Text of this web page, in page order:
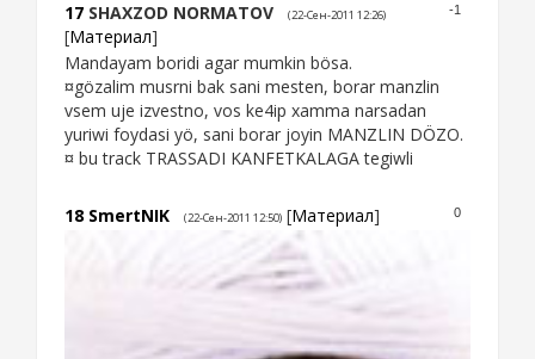
-1
17 SHAXZOD NORMATOV (22-Сен-2011 12:26)
[Материал]
Mandayam boridi agar mumkin bösa.
¤gözalim musrni bak sani mesten, borar manzlin
vsem uje izvestno, vos ke4ip xamma narsadan
yuriwi foydasi yö, sani borar joyin MANZLIN DÖZO.
¤ bu track TRASSADI KANFETKALAGA tegiwli
0
18 SmertNIK (22-Сен-2011 12:50) [Материал]